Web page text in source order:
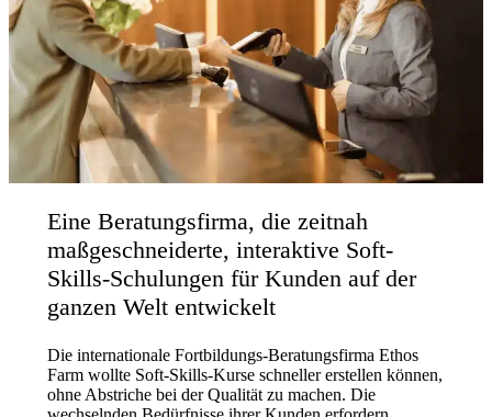
Eine Beratungsfirma, die zeitnah
maßgeschneiderte, interaktive Soft-
Skills-Schulungen für Kunden auf der
ganzen Welt entwickelt
Die internationale Fortbildungs-Beratungsfirma Ethos
Farm wollte Soft-Skills-Kurse schneller erstellen können,
ohne Abstriche bei der Qualität zu machen. Die